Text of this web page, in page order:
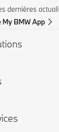
dernières
My BMW App
BMW